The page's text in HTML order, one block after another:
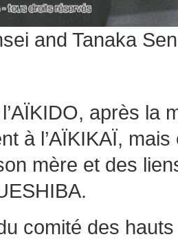
and Tanaka
après la
à l’AÏKIKAÏ,
mère et des
comité des